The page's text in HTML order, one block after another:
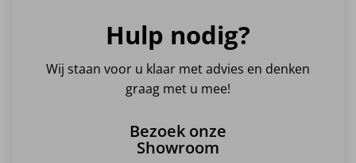
Hulp nodig?
Wij staan voor u klaar met advies en denken
graag met u mee!
Bezoek onze
Showroom